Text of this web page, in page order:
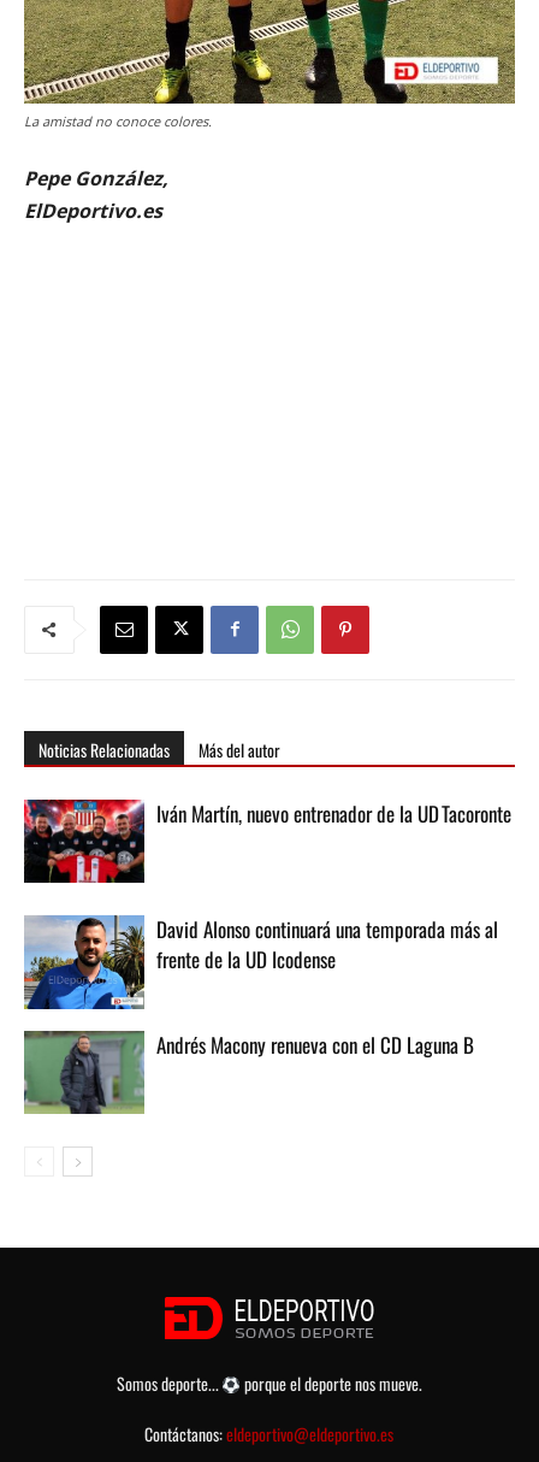
La amistad no conoce colores.
Pepe González,
ElDeportivo.es
Noticias Relacionadas Más del autor
Iván Martín, nuevo entrenador de la UD Tacoronte
David Alonso continuará una temporada más al
frente de la UD Icodense
Andrés Macony renueva con el CD Laguna B
Somos deporte...
porque el deporte nos mueve.
Contáctanos:eldeportivo@eldeportivo.es